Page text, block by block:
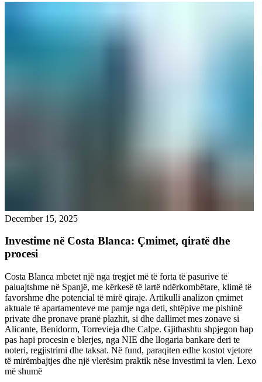
December 15, 2025
Investime në Costa Blanca: Çmimet, qiratë dhe
procesi
Costa Blanca mbetet një nga tregjet më të forta të pasurive të
paluajtshme në Spanjë, me kërkesë të lartë ndërkombëtare, klimë të
favorshme dhe potencial të mirë qiraje. Artikulli analizon çmimet
aktuale të apartamenteve me pamje nga deti, shtëpive me pishinë
private dhe pronave pranë plazhit, si dhe dallimet mes zonave si
Alicante, Benidorm, Torrevieja dhe Calpe. Gjithashtu shpjegon hap
pas hapi procesin e blerjes, nga NIE dhe llogaria bankare deri te
noteri, regjistrimi dhe taksat. Në fund, paraqiten edhe kostot vjetore
të mirëmbajtjes dhe një vlerësim praktik nëse investimi ia vlen. Lexo
më shumë